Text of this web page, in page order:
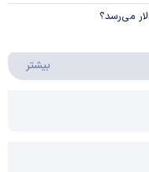
بیشتر